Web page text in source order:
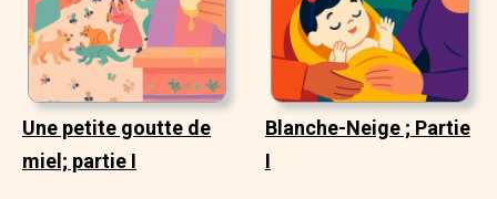
Une petite goutte de
miel; partie I
Blanche-Neige ; Partie
I